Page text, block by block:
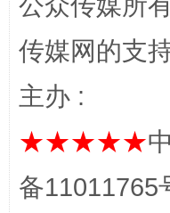
传媒网的支
主办 :
★★★★★
备11011765